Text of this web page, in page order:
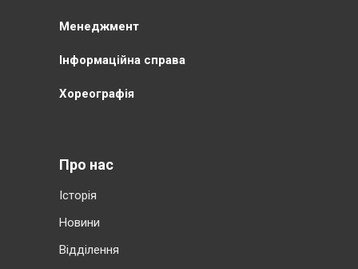
Менеджмент
Інформаційна справа
Хореографія
Про нас
Історія
Новини
Відділення